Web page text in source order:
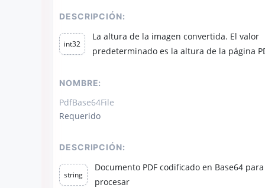
DESCRIPCIÓN:
int32
La altura de la imagen convertida. El valor
predeterminado es la altura de la página
NOMBRE:
PdfBase64File
Requerido
DESCRIPCIÓN:
string
Documento PDF codificado en Base64 para
procesar